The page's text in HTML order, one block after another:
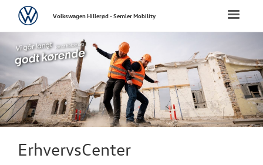
NYE
NYE VAREBILER
Toggle
VolkswagenVolkswagen Hillerød - Semler Mobility
ErhvervsCenter